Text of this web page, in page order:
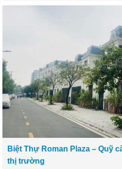
Biệt Thự Roman Plaza – Quỹ
thị trường